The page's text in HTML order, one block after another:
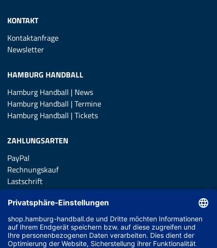
KONTAKT
Kontaktanfrage
Newsletter
HAMBURG HANDBALL
Hamburg Handball | News
Hamburg Handball | Termine
Hamburg Handball | Tickets
ZAHLUNGSARTEN
PayPal
Rechnungskauf
Lastschrift
Kreditkarte
Apple Pay
Vorkasse
ABONNIERE JETZT DEN KOSTENLOSEN HSVH FANSHOP
NEWSLETTER UND VERPASSE KEINE NEUIGKEIT ODER